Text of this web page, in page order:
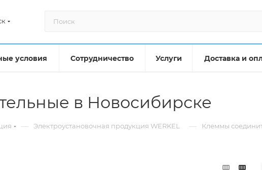
условия Сотрудничество Услуги Доставка и
в Новосибирске
— Электроустановочная продукция WERKEL — Клеммы